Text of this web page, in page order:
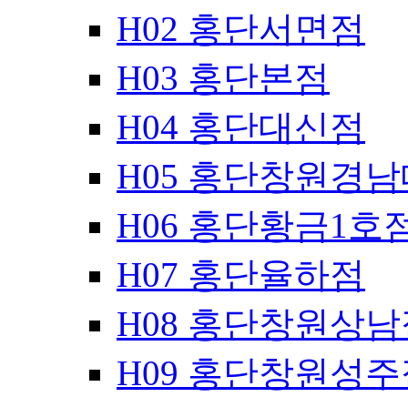
H02 홍단서면점
H03 홍단본점
H04 홍단대신점
H05 홍단창원경
H06 홍단황금1호
H07 홍단율하점
H08 홍단창원상
H09 홍단창원성